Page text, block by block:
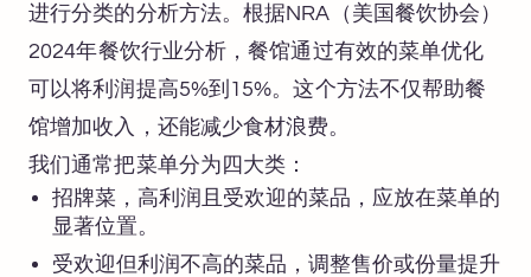
进行分类的分析方法。根据NRA（美国餐饮协会）
2024年餐饮行业分析，餐馆通过有效的菜单优化
可以将利润提高5%到15%。这个方法不仅帮助餐
馆增加收入，还能减少食材浪费。
我们通常把菜单分为四大类：
招牌菜，高利润且受欢迎的菜品，应放在菜单的
显著位置。
受欢迎但利润不高的菜品，调整售价或份量提升